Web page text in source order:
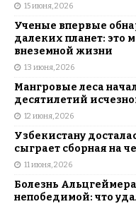
15 июня, 2026
Ученые впервые
далеких планет: это
внеземной жизни
13 июня, 2026
Мангровые леса
десятилетий
12 июня, 2026
Узбекистану
сыграет сборная на
11 июня, 2026
Болезнь
непобедимой: что